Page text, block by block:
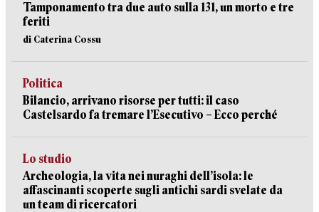
Tamponamento tra due auto sulla 131, un morto e tre
feriti
di Caterina Cossu
Politica
Bilancio, arrivano risorse per tutti: il caso
Castelsardo fa tremare l’Esecutivo – Ecco perché
Lo studio
Archeologia, la vita nei nuraghi dell’isola: le
affascinanti scoperte sugli antichi sardi svelate da
un team di ricercatori